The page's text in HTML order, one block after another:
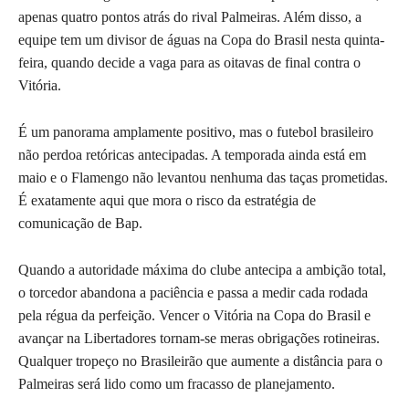
apenas quatro pontos atrás do rival Palmeiras. Além disso, a
equipe tem um divisor de águas na Copa do Brasil nesta quinta-
feira, quando decide a vaga para as oitavas de final contra o
Vitória.
É um panorama amplamente positivo, mas o futebol brasileiro
não perdoa retóricas antecipadas. A temporada ainda está em
maio e o Flamengo não levantou nenhuma das taças prometidas.
É exatamente aqui que mora o risco da estratégia de
comunicação de Bap.
Quando a autoridade máxima do clube antecipa a ambição total,
o torcedor abandona a paciência e passa a medir cada rodada
pela régua da perfeição. Vencer o Vitória na Copa do Brasil e
avançar na Libertadores tornam-se meras obrigações rotineiras.
Qualquer tropeço no Brasileirão que aumente a distância para o
Palmeiras será lido como um fracasso de planejamento.